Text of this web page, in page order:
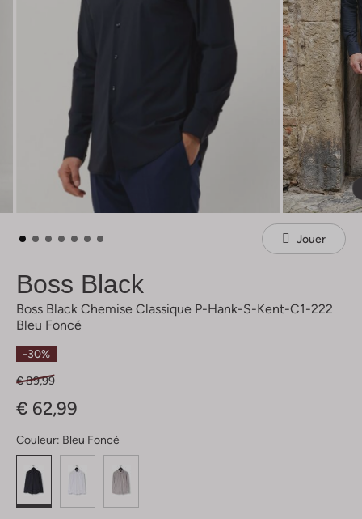
Jouer
Boss Black
Boss Black Chemise Classique P-Hank-S-Kent-C1-222
Bleu Foncé
-30%
€ 89,99
€ 62,99
Couleur: Bleu Foncé